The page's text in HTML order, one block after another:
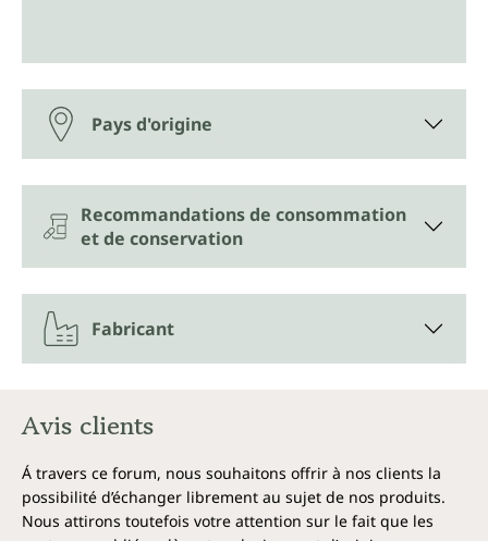
Pays d'origine
Recommandations de consommation
et de conservation
Fabricant
Avis clients
Á travers ce forum, nous souhaitons offrir à nos clients la
possibilité d’échanger librement au sujet de nos produits.
Nous attirons toutefois votre attention sur le fait que les